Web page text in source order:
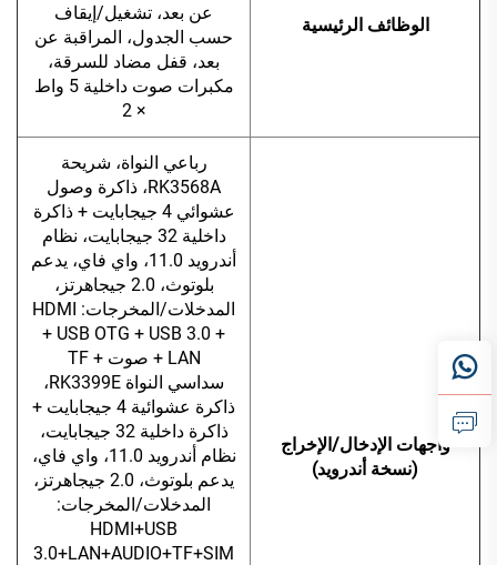
الوظائف الرئيسية
عن بعد، تشغيل/إيقاف
حسب الجدول، المراقبة عن
بعد، قفل مضاد للسرقة،
مكبرات صوت داخلية 5 واط
× 2
واجهات الإدخال/الإخراج
(نسخة أندرويد)
رباعي النواة، شريحة
RK3568A، ذاكرة وصول
عشوائي 4 جيجابايت + ذاكرة
داخلية 32 جيجابايت، نظام
أندرويد 11.0، واي فاي، يدعم
بلوتوث، 2.0 جيجاهرتز،
المدخلات/المخرجات: HDMI
+ USB OTG + USB 3.0 +
LAN + صوت + TF
سداسي النواة RK3399E،
ذاكرة عشوائية 4 جيجابايت +
ذاكرة داخلية 32 جيجابايت،
نظام أندرويد 11.0، واي فاي،
يدعم بلوتوث، 2.0 جيجاهرتز،
المدخلات/المخرجات:
HDMI+USB
3.0+LAN+AUDIO+TF+SIM